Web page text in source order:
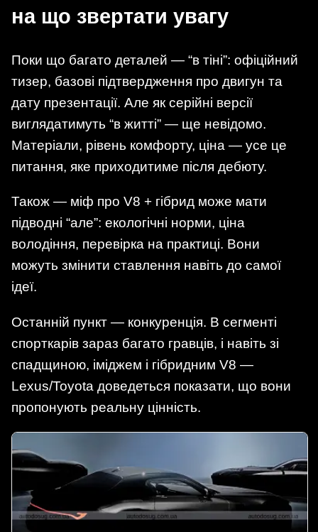
на що звертати увагу
Поки що багато деталей — “в тіні”: офіційний
тизер, базові підтвердження про двигун та
дату презентації. Але як серійні версії
виглядатимуть “в житті” — ще невідомо.
Матеріали, рівень комфорту, ціна — усе це
питання, яке приходитиме після дебюту.
Також — міф про V8 + гібрид може мати
підводні “але”: екологічні норми, ціна
володіння, перевірка на практиці. Вони
можуть змінити ставлення навіть до самої
ідеї.
Останній пункт — конкуренція. В сегменті
спорткарів зараз багато гравців, і навіть зі
спадщиною, іміджем і гібридним V8 —
Lexus/Toyota доведеться показати, що вони
пропонують реальну цінність.